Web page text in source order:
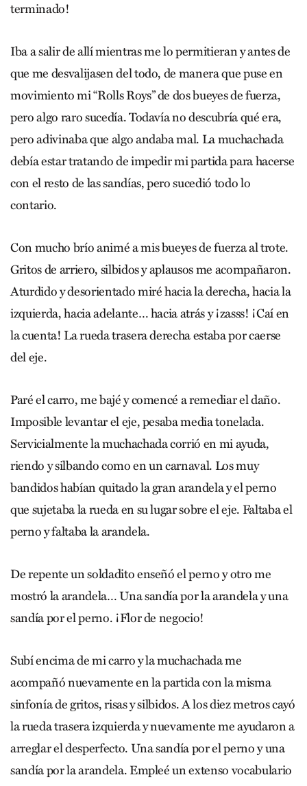
terminado!
Iba a salir de allí mientras me lo permitieran y antes de
que me desvalijasen del todo, de manera que puse en
movimiento mi “Rolls Roys” de dos bueyes de fuerza,
pero algo raro sucedía. Todavía no descubría qué era,
pero adivinaba que algo andaba mal. La muchachada
debía estar tratando de impedir mi partida para hacerse
con el resto de las sandías, pero sucedió todo lo
contario.
Con mucho brío animé a mis bueyes de fuerza al trote.
Gritos de arriero, silbidos y aplausos me acompañaron.
Aturdido y desorientado miré hacia la derecha, hacia la
izquierda, hacia adelante… hacia atrás y ¡zasss! ¡Caí en
la cuenta! La rueda trasera derecha estaba por caerse
del eje.
Paré el carro, me bajé y comencé a remediar el daño.
Imposible levantar el eje, pesaba media tonelada.
Servicialmente la muchachada corrió en mi ayuda,
riendo y silbando como en un carnaval. Los muy
bandidos habían quitado la gran arandela y el perno
que sujetaba la rueda en su lugar sobre el eje. Faltaba el
perno y faltaba la arandela.
De repente un soldadito enseñó el perno y otro me
mostró la arandela… Una sandía por la arandela y una
sandía por el perno. ¡Flor de negocio!
Subí encima de mi carro y la muchachada me
acompañó nuevamente en la partida con la misma
sinfonía de gritos, risas y silbidos. A los diez metros cayó
la rueda trasera izquierda y nuevamente me ayudaron a
arreglar el desperfecto. Una sandía por el perno y una
sandía por la arandela. Empleé un extenso vocabulario